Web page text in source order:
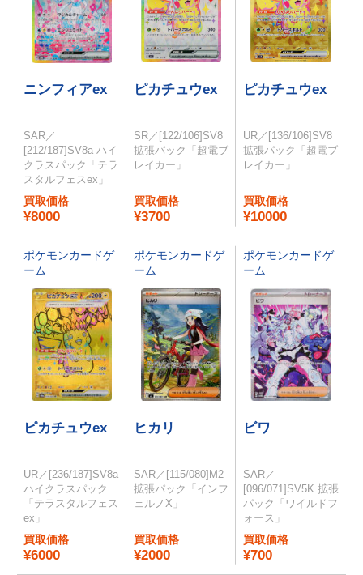
ニンフィアex
SAR／
[212/187]SV8a ハイ
クラスパック「テラ
スタルフェスex」
買取価格
¥8000
ピカチュウex
SR／[122/106]SV8
拡張パック「超電ブ
レイカー」
買取価格
¥3700
ピカチュウex
UR／[136/106]SV8
拡張パック「超電ブ
レイカー」
買取価格
¥10000
ポケモンカードゲ
ーム
ピカチュウex
UR／[236/187]SV8a
ハイクラスパック
「テラスタルフェス
ex」
買取価格
¥6000
ポケモンカードゲ
ーム
ヒカリ
SAR／[115/080]M2
拡張パック「インフ
ェルノX」
買取価格
¥2000
ポケモンカードゲ
ーム
ビワ
SAR／
[096/071]SV5K 拡張
パック「ワイルドフ
ォース」
買取価格
¥700